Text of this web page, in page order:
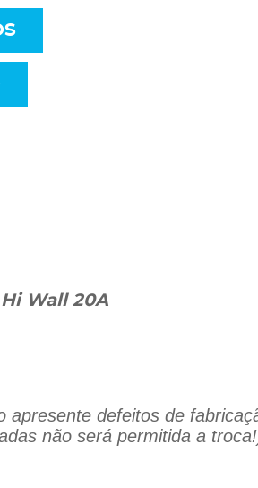
Hi Wall20A
apresente defeitos de
não será permitida a